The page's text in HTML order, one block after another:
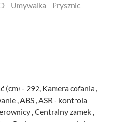
Umywalka
Prysznic
,
Centralny zamek ,